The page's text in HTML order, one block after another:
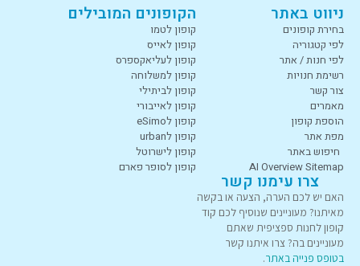
ניווט באתר
בחירת קופונים
לפי קטגוריה
לפי חנות / אתר
רשימת חנויות
צור קשר
מאמרים
הוספת קופון
מפת אתר
חיפוש באתר
AI Overview Sitemap
הקופונים המובילים
קופון לטמו
קופון לאייס
קופון לעליאקספרס
קופון למשלוחה
קופון לביתילי
קופון לאייבורי
קופון לeSimo
קופון לurban
קופון לישרוטל
קופון לסופר פארם
צרו עימנו קשר
האם יש לכם הערה, הצעה או בקשה
מאיתנו? מעוניינים שנוסיף לכם קוד
קופון לחנות ספציפית שאתם
מעוניינים בה? צרו איתנו קשר
בטופס פנייה באתר.